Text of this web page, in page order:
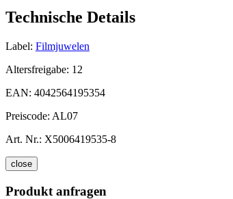
Technische Details
Label: Filmjuwelen
Altersfreigabe: 12
EAN: 4042564195354
Preiscode: AL07
Art. Nr.: X5006419535-8
close
Produkt anfragen